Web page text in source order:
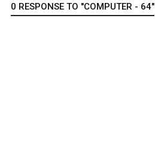
0 RESPONSE TO "COMPUTER - 64"